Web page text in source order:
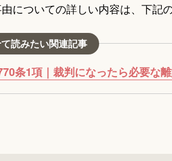
についての詳しい内容は、下記
読みたい関連記事
条1項｜裁判になったら必要な